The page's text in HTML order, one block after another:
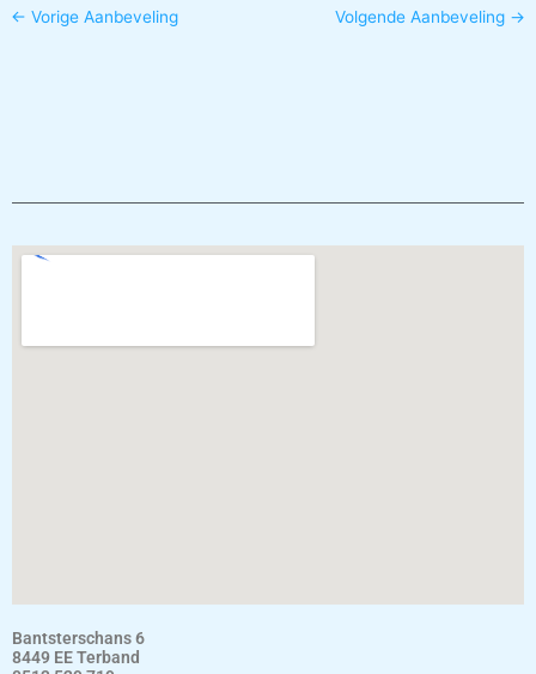
← Vorige Aanbeveling Volgende Aanbeveling →
Bantsterschans 6
8449 EE Terband